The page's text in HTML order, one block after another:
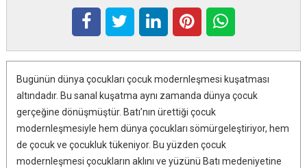
Bugünün dünya çocukları çocuk modernleşmesi kuşatması
altındadır. Bu sanal kuşatma aynı zamanda dünya çocuk
gerçeğine dönüşmüştür. Batı’nın ürettiği çocuk
modernleşmesiyle hem dünya çocukları sömürgeleştiriyor, hem
de çocuk ve çocukluk tükeniyor. Bu yüzden çocuk
modernleşmesi çocukların aklını ve yüzünü Batı medeniyetine